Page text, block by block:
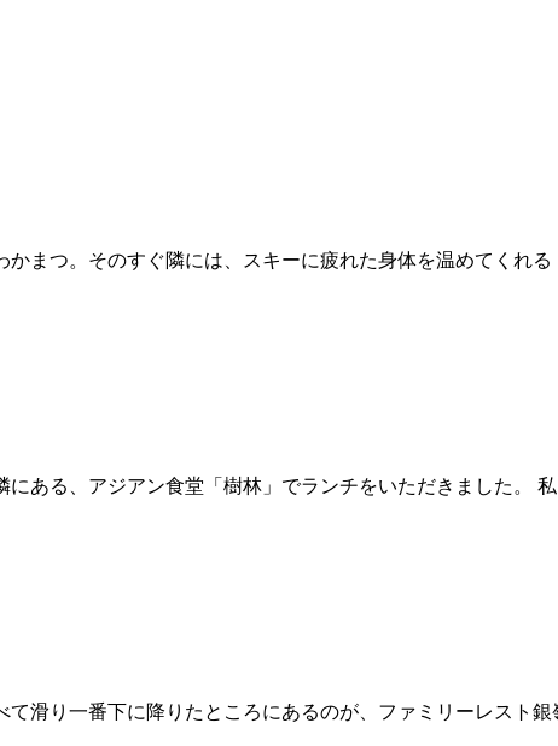
まつ。そのすぐ隣には、スキーに疲れた身体を温めてくれる
ある、アジアン食堂「樹林」でランチをいただきました。
滑り一番下に降りたところにあるのが、ファミリーレスト銀